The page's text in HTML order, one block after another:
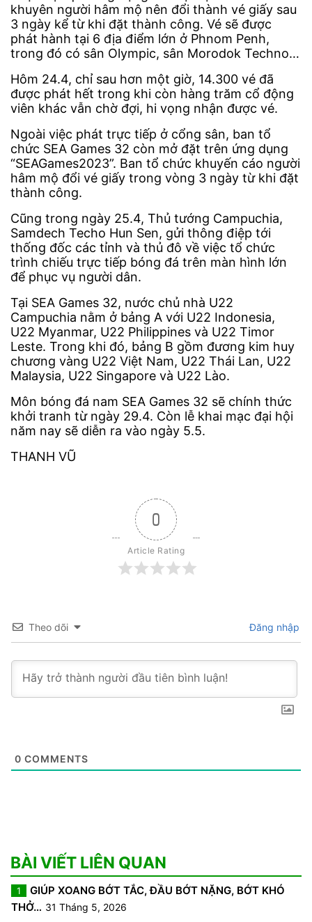
khuyên người hâm mộ nên đổi thành vé giấy sau
3 ngày kể từ khi đặt thành công. Vé sẽ được
phát hành tại 6 địa điểm lớn ở Phnom Penh,
trong đó có sân Olympic, sân Morodok Techno…
Hôm 24.4, chỉ sau hơn một giờ, 14.300 vé đã
được phát hết trong khi còn hàng trăm cổ động
viên khác vẫn chờ đợi, hi vọng nhận được vé.
Ngoài việc phát trực tiếp ở cổng sân, ban tổ
chức SEA Games 32 còn mở đặt trên ứng dụng
“SEAGames2023”. Ban tổ chức khuyến cáo người
hâm mộ đổi vé giấy trong vòng 3 ngày từ khi đặt
thành công.
Cũng trong ngày 25.4, Thủ tướng Campuchia,
Samdech Techo Hun Sen, gửi thông điệp tới
thống đốc các tỉnh và thủ đô về việc tổ chức
trình chiếu trực tiếp bóng đá trên màn hình lớn
để phục vụ người dân.
Tại SEA Games 32, nước chủ nhà U22
Campuchia nằm ở bảng A với U22 Indonesia,
U22 Myanmar, U22 Philippines và U22 Timor
Leste. Trong khi đó, bảng B gồm đương kim huy
chương vàng U22 Việt Nam, U22 Thái Lan, U22
Malaysia, U22 Singapore và U22 Lào.
Môn bóng đá nam SEA Games 32 sẽ chính thức
khởi tranh từ ngày 29.4. Còn lễ khai mạc đại hội
năm nay sẽ diễn ra vào ngày 5.5.
THANH VŨ
0
Article Rating
Theo dõi Đăng nhập
0 COMMENTS
BÀI VIẾT LIÊN QUAN
1
GIÚP XOANG BỚT TẮC, ĐẦU BỚT NẶNG, BỚT KHÓ
THỞ… 31 Tháng 5, 2026